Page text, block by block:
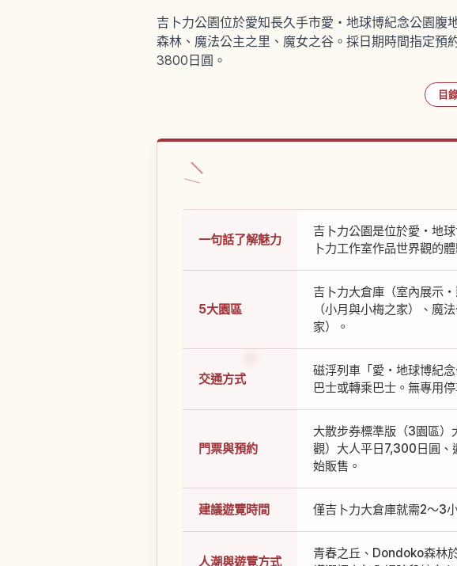
吉卜力公園位於愛知長久手市愛・地球博紀念公園
森林、魔法公主之里、魔女之谷。採日期時間指定
3800日圓。
目
一句話了解魅力
吉卜力公園是位於愛・地
卜力工作室作品世界觀的
5大園區
吉卜力大倉庫（室內展示
（小月與小梅之家）、魔
家）。
交通方式
磁浮列車「愛・地球博紀
巴士或轉乘巴士。無專用
門票與預約
大散步券標準版（3園區
觀）大人平日7,300日圓
始販售。
建議遊覽時間 僅吉卜力大倉庫就需2〜3
人潮與遊覽方式
青春之丘、Dondoko森林